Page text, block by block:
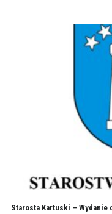
Starosta Kartuski –